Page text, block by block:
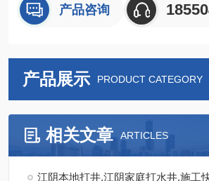
产品咨询
产品展示 PRODUCT CATEGORY
相关文章 ARTICLES
江阴本地打井,江阴家庭打水井,施工